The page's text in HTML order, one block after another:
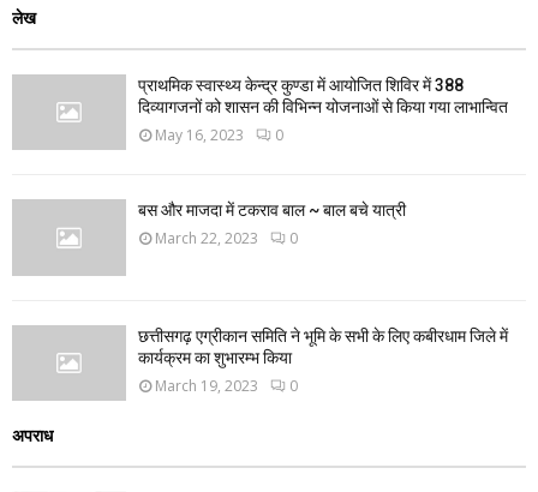
लेख
प्राथमिक स्वास्थ्य केन्द्र कुण्डा में आयोजित शिविर में 388
दिव्यागजनों को शासन की विभिन्न योजनाओं से किया गया लाभान्वित
May 16, 2023 0
बस और माजदा में टकराव बाल ~ बाल बचे यात्री
March 22, 2023 0
छत्तीसगढ़ एग्रीकान समिति ने भूमि के सभी के लिए कबीरधाम जिले में
कार्यक्रम का शुभारम्भ किया
March 19, 2023 0
अपराध